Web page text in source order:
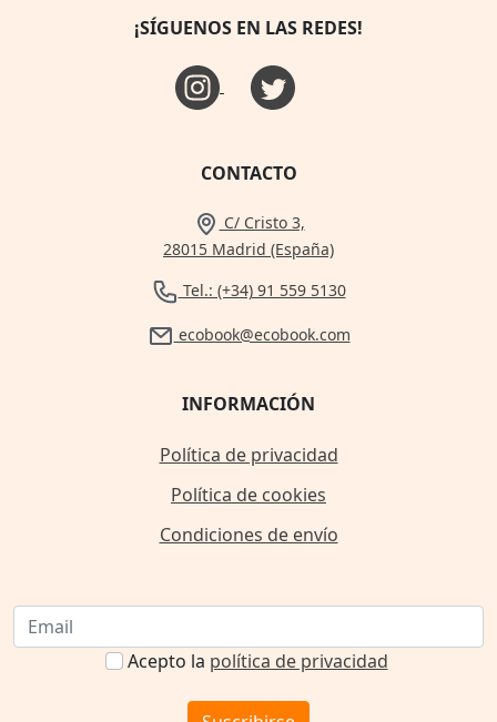
¡SÍGUENOS EN LAS REDES!
CONTACTO
C/ Cristo 3,
28015 Madrid (España)
Tel.: (+34) 91 559 5130
ecobook@ecobook.com
INFORMACIÓN
Política de privacidad
Política de cookies
Condiciones de envío
Acepto la política de privacidad